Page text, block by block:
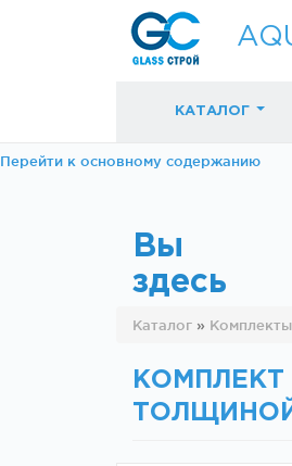
Перейти к основному содержанию
КАТАЛОГ
раздвижных
механизмы)
Вы
здесь
Каталог »